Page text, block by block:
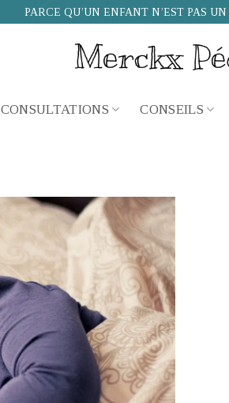
PARCE QU’UN ENFANT N’EST PAS
CONSULTATIONS CONSEILS